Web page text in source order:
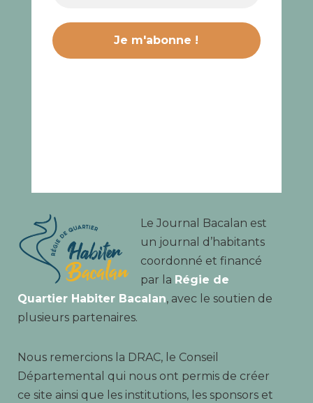
Le Journal Bacalan est
un journal d’habitants
coordonné et financé
par la Régie de
Quartier Habiter Bacalan, avec le soutien de
plusieurs partenaires.
Nous remercions la DRAC, le Conseil
Départemental qui nous ont permis de créer
ce site ainsi que les institutions, les sponsors et